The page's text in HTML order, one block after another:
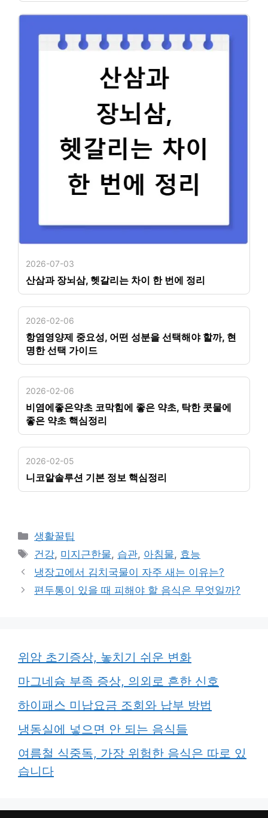
2026-07-03
산삼과 장뇌삼, 헷갈리는 차이 한 번에 정리
2026-02-06
항염영양제 중요성, 어떤 성분을 선택해야 할까, 현
명한 선택 가이드
2026-02-06
비염에좋은약초 코막힘에 좋은 약초, 탁한 콧물에
좋은 약초 핵심정리
2026-02-05
니코알솔루션 기본 정보 핵심정리
카
테
리
생활꿀팁
태
그
건강, 미지근한물, 습관, 아침물, 효능
냉장고에서 김치국물이 자주 새는 이유는?
편두통이 있을 때 피해야 할 음식은 무엇일까?
위암 초기증상, 놓치기 쉬운 변화
마그네슘 부족 증상, 의외로 흔한 신호
하이패스 미납요금 조회와 납부 방법
냉동실에 넣으면 안 되는 음식들
여름철 식중독, 가장 위험한 음식은 따로 있
습니다